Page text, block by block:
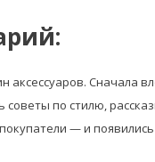
Сначала
советы по стилю,
— и